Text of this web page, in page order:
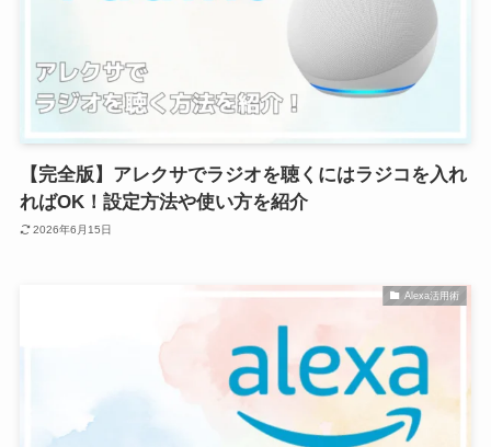
【完全版】アレクサでラジオを聴くにはラジコを入れ
ればOK！設定方法や使い方を紹介
2026年6月15日
Alexa活用術